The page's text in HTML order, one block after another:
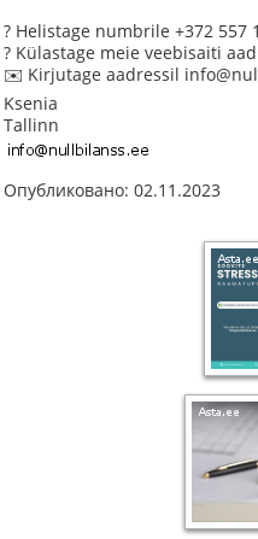
? Helistage numbrile +372 557
? Külastage meie veebisaiti
✉️ Kirjutage aadressil
Ksenia
Tallinn
Опубликовано: 02.11.2023